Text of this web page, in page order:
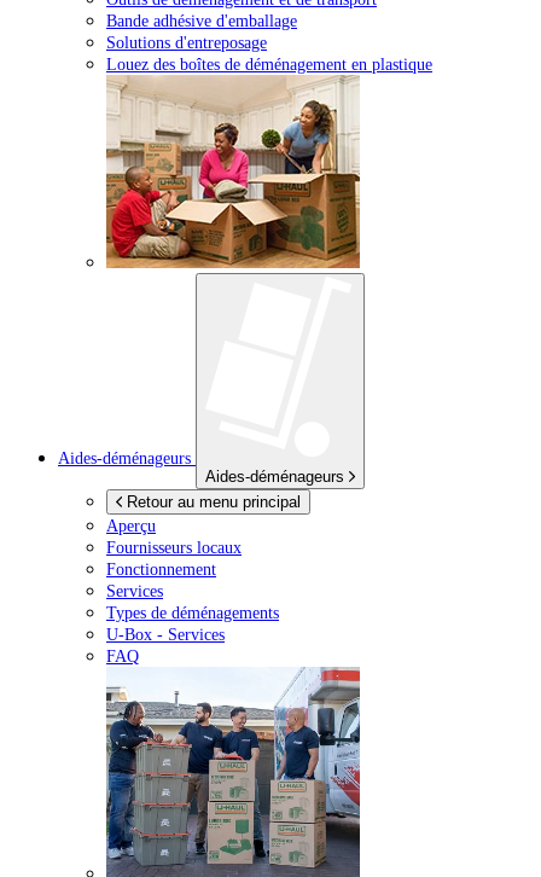
Bande adhésive d'emballage
Solutions d'entreposage
Louez des boîtes de déménagement en plastique
Aides-déménageurs
Aides-déménageurs
Retour au menu principal
Aperçu
Fournisseurs locaux
Fonctionnement
Services
Types de déménagements
U-Box - Services
FAQ